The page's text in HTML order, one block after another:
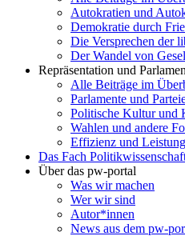
Autokratien und
Demokratie durch
Die Versprechen der
Der Wandel von
Repräsentation und
Alle Beiträge im
Parlamente und
Politische Kultur und
Wahlen und andere
Effizienz und
Das Fach
Über das pw-portal
Was wir machen
Wer wir sind
Autor*innen
News aus dem pw-